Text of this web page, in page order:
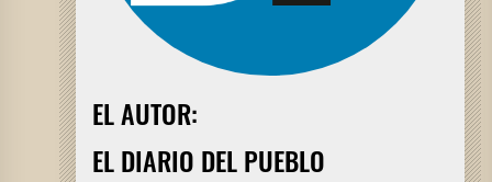
EL AUTOR:
EL DIARIO DEL PUEBLO